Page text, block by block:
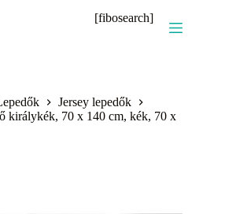
[fibosearch]
Jersey lepedők
királykék, 70 x 140 cm, kék, 70 x